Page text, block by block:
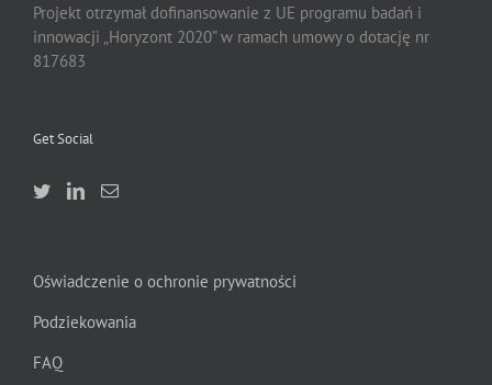
Projekt otrzymał dofinansowanie z UE programu badań i
innowacji „Horyzont 2020” w ramach umowy o dotację nr
817683
Get Social
Oświadczenie o ochronie prywatności
Podziekowania
FAQ